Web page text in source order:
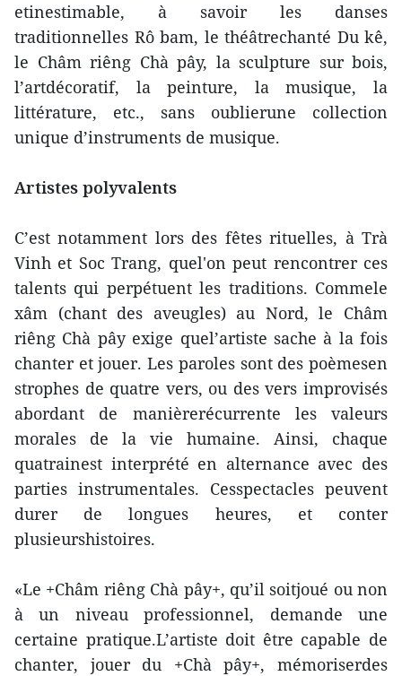
etinestimable, à savoir les danses
traditionnelles Rô bam, le théâtrechanté Du kê,
le Châm riêng Chà pây, la sculpture sur bois,
l’artdécoratif, la peinture, la musique, la
littérature, etc., sans oublierune collection
unique d’instruments de musique.
Artistes polyvalents
C’est notamment lors des fêtes rituelles, à Trà
Vinh et Soc Trang, quel'on peut rencontrer ces
talents qui perpétuent les traditions. Commele
xâm (chant des aveugles) au Nord, le Châm
riêng Chà pây exige quel’artiste sache à la fois
chanter et jouer. Les paroles sont des poèmesen
strophes de quatre vers, ou des vers improvisés
abordant de manièrerécurrente les valeurs
morales de la vie humaine. Ainsi, chaque
quatrainest interprété en alternance avec des
parties instrumentales. Cesspectacles peuvent
durer de longues heures, et conter
plusieurshistoires.
«Le +Châm riêng Chà pây+, qu’il soitjoué ou non
à un niveau professionnel, demande une
certaine pratique.L’artiste doit être capable de
chanter, jouer du +Chà pây+, mémoriserdes